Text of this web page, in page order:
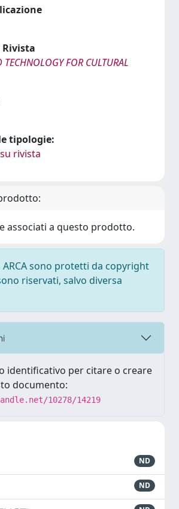
TECHNOLOGY FOR CULTURAL
tipologie:
rivista
associati a questo prodotto.
sono protetti da copyright
riservati, salvo diversa
identificativo per citare o creare
documento:
10278/14219
ND
ND